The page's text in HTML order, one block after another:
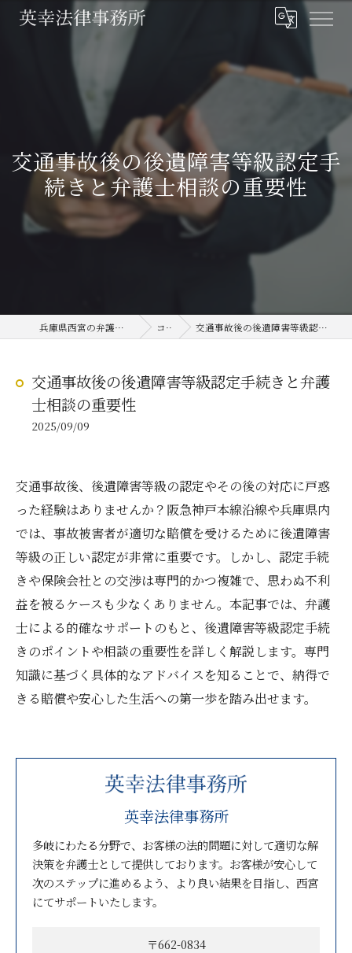
交通事故後の後遺障害等級認定手
続きと弁護士相談の重要性
兵庫県西宮の弁護士なら英幸法律事務所 コラム 交通事故後の後遺障害等級認定手続きと弁護士相談の重要性
交通事故後の後遺障害等級認定手続きと弁護
士相談の重要性
2025/09/09
交通事故後、後遺障害等級の認定やその後の対応に戸惑
った経験はありませんか？阪急神戸本線沿線や兵庫県内
では、事故被害者が適切な賠償を受けるために後遺障害
等級の正しい認定が非常に重要です。しかし、認定手続
きや保険会社との交渉は専門的かつ複雑で、思わぬ不利
益を被るケースも少なくありません。本記事では、弁護
士による的確なサポートのもと、後遺障害等級認定手続
きのポイントや相談の重要性を詳しく解説します。専門
知識に基づく具体的なアドバイスを知ることで、納得で
きる賠償や安心した生活への第一歩を踏み出せます。
英幸法律事務所
多岐にわたる分野で、お客様の法的問題に対して適切な解
決策を弁護士として提供しております。お客様が安心して
次のステップに進めるよう、より良い結果を目指し、西宮
にてサポートいたします。
〒662-0834